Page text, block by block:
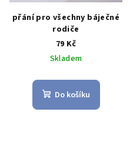
přání pro všechny báječné
rodiče
79 Kč
Skladem
Do košíku